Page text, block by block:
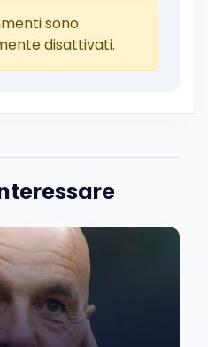
sono
disattivati.